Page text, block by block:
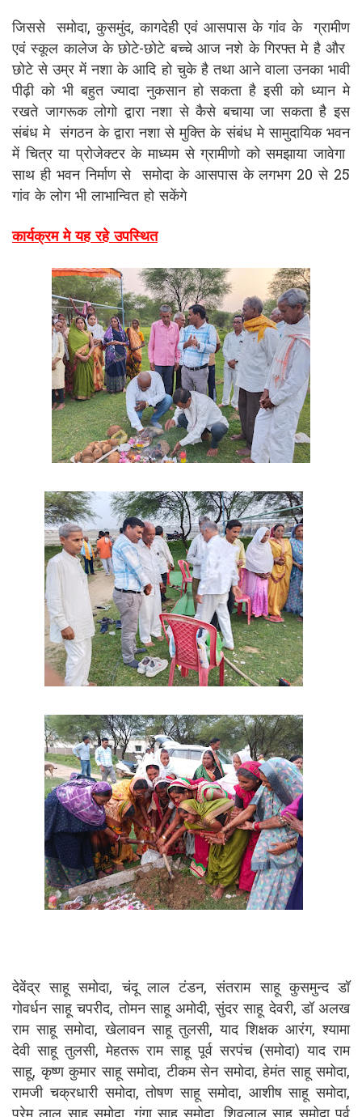
जिससे समोदा, कुसमुंद, कागदेही एवं आसपास के गांव के ग्रामीण
एवं स्कूल कालेज के छोटे-छोटे बच्चे आज नशे के गिरफ्त मे है और
छोटे से उम्र में नशा के आदि हो चुके है तथा आने वाला उनका भावी
पीढ़ी को भी बहुत ज्यादा नुकसान हो सकता है इसी को ध्यान मे
रखते जागरूक लोगो द्वारा नशा से कैसे बचाया जा सकता है इस
संबंध मे संगठन के द्वारा नशा से मुक्ति के संबंध मे सामुदायिक भवन
में चित्र या प्रोजेक्टर के माध्यम से ग्रामीणो को समझाया जावेगा
साथ ही भवन निर्माण से समोदा के आसपास के लगभग 20 से 25
गांव के लोग भी लाभान्वित हो सकेंगे
कार्यक्रम मे यह रहे उपस्थित
देवेंद्र साहू समोदा, चंदू लाल टंडन, संतराम साहू कुसमुन्द डॉ
गोवर्धन साहू चपरीद, तोमन साहू अमोदी, सुंदर साहू देवरी, डॉ अलख
राम साहू समोदा, खेलावन साहू तुलसी, याद शिक्षक आरंग, श्यामा
देवी साहू तुलसी, मेहतरू राम साहू पूर्व सरपंच (समोदा) याद राम
साहू, कृष्ण कुमार साहू समोदा, टीकम सेन समोदा, हेमंत साहू समोदा,
रामजी चक्रधारी समोदा, तोषण साहू समोदा, आशीष साहू समोदा,